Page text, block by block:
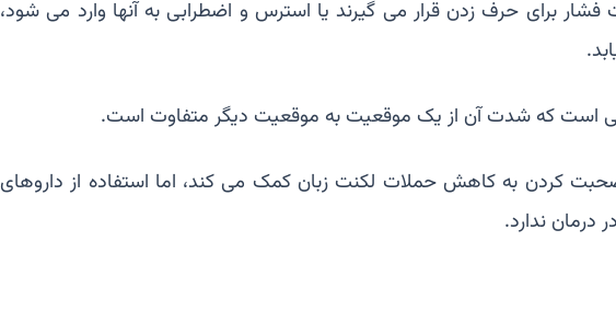
برای حرف زدن قرار می گیرند یا استرس و اضطرابی به آنها وارد می شود،
است که شدت آن از یک موقعیت به موقعیت دیگر متفاوت است.
کردن به کاهش حملات لکنت زبان کمک می کند، اما استفاده از داروهای
ندارد.